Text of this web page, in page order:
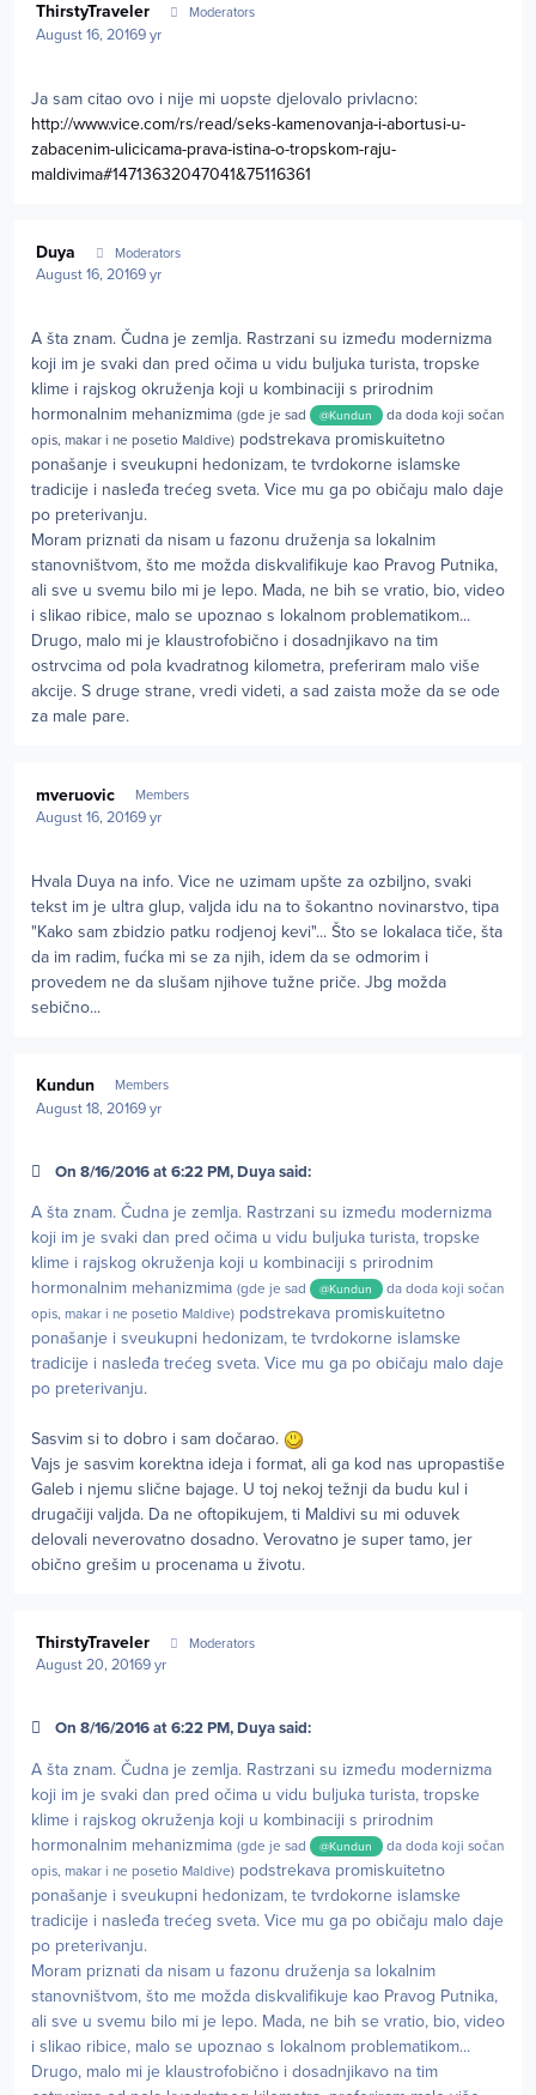
ThirstyTraveler Moderators
August 16, 20169 yr
Ja sam citao ovo i nije mi uopste djelovalo privlacno:
http://www.vice.com/rs/read/seks-kamenovanja-i-abortusi-u-
zabacenim-ulicicama-prava-istina-o-tropskom-raju-
maldivima#14713632047041&75116361
Duya Moderators
August 16, 20169 yr
A šta znam. Čudna je zemlja. Rastrzani su između modernizma
koji im je svaki dan pred očima u vidu buljuka turista, tropske
klime i rajskog okruženja koji u kombinaciji s prirodnim
hormonalnim mehanizmima (gde je sad @Kundun
da doda koji sočan
opis, makar i ne posetio Maldive) podstrekava promiskuitetno
ponašanje i sveukupni hedonizam, te tvrdokorne islamske
tradicije i nasleđa trećeg sveta. Vice mu ga po običaju malo daje
po preterivanju.
Moram priznati da nisam u fazonu druženja sa lokalnim
stanovništvom, što me možda diskvalifikuje kao Pravog Putnika,
ali sve u svemu bilo mi je lepo. Mada, ne bih se vratio, bio, video
i slikao ribice, malo se upoznao s lokalnom problematikom...
Drugo, malo mi je klaustrofobično i dosadnjikavo na tim
ostrvcima od pola kvadratnog kilometra, preferiram malo više
akcije. S druge strane, vredi videti, a sad zaista može da se ode
za male pare.
mveruovic Members
August 16, 20169 yr
Hvala Duya na info. Vice ne uzimam upšte za ozbiljno, svaki
tekst im je ultra glup, valjda idu na to šokantno novinarstvo, tipa
"Kako sam zbidzio patku rodjenoj kevi"... Što se lokalaca tiče, šta
da im radim, fućka mi se za njih, idem da se odmorim i
provedem ne da slušam njihove tužne priče. Jbg možda
sebično...
Kundun Members
August 18, 20169 yr
On 8/16/2016 at 6:22 PM, Duya said:
A šta znam. Čudna je zemlja. Rastrzani su između modernizma
koji im je svaki dan pred očima u vidu buljuka turista, tropske
klime i rajskog okruženja koji u kombinaciji s prirodnim
hormonalnim mehanizmima (gde je sad @Kundun
da doda koji sočan
opis, makar i ne posetio Maldive) podstrekava promiskuitetno
ponašanje i sveukupni hedonizam, te tvrdokorne islamske
tradicije i nasleđa trećeg sveta. Vice mu ga po običaju malo daje
po preterivanju.
Sasvim si to dobro i sam dočarao.
Vajs je sasvim korektna ideja i format, ali ga kod nas upropastiše
Galeb i njemu slične bajage. U toj nekoj težnji da budu kul i
drugačiji valjda. Da ne oftopikujem, ti Maldivi su mi oduvek
delovali neverovatno dosadno. Verovatno je super tamo, jer
obično grešim u procenama u životu.
ThirstyTraveler Moderators
August 20, 20169 yr
On 8/16/2016 at 6:22 PM, Duya said:
A šta znam. Čudna je zemlja. Rastrzani su između modernizma
koji im je svaki dan pred očima u vidu buljuka turista, tropske
klime i rajskog okruženja koji u kombinaciji s prirodnim
hormonalnim mehanizmima (gde je sad @Kundun
da doda koji sočan
opis, makar i ne posetio Maldive) podstrekava promiskuitetno
ponašanje i sveukupni hedonizam, te tvrdokorne islamske
tradicije i nasleđa trećeg sveta. Vice mu ga po običaju malo daje
po preterivanju.
Moram priznati da nisam u fazonu druženja sa lokalnim
stanovništvom, što me možda diskvalifikuje kao Pravog Putnika,
ali sve u svemu bilo mi je lepo. Mada, ne bih se vratio, bio, video
i slikao ribice, malo se upoznao s lokalnom problematikom...
Drugo, malo mi je klaustrofobično i dosadnjikavo na tim